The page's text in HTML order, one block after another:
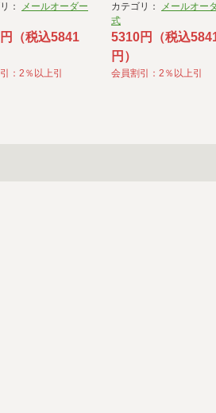
：
メールオーダー
（税込5841
：2％以上引
カテゴリ：
メールオー
式
5310円（税込
円）
会員割引：2％以上引